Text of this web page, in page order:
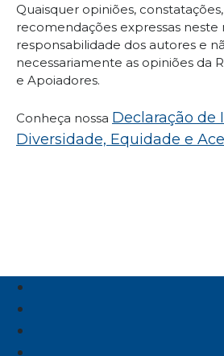
Quaisquer opiniões,
recomendações expressas neste
responsabilidade dos autores e
necessariamente as opiniões da
e Apoiadores.
Conheça nossa Declaração de
Diversidade, Equidade e